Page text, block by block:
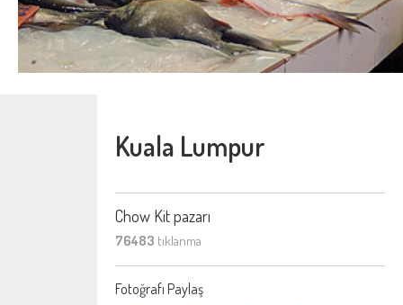
Kuala Lumpur
Chow Kit pazarı
76483 tıklanma
Fotoğrafı Paylaş